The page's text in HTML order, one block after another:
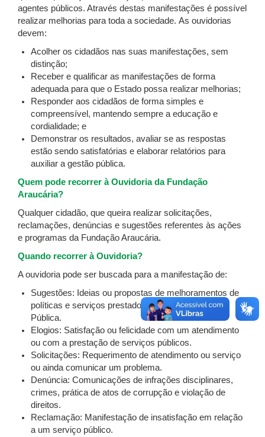
agentes públicos. Através destas manifestações é possível
realizar melhorias para toda a sociedade. As ouvidorias
devem:
Acolher os cidadãos nas suas manifestações, sem
distinção;
Receber e qualificar as manifestações de forma
adequada para que o Estado possa realizar melhorias;
Responder aos cidadãos de forma simples e
compreensível, mantendo sempre a educação e
cordialidade; e
Demonstrar os resultados, avaliar se as respostas
estão sendo satisfatórias e elaborar relatórios para
auxiliar a gestão pública.
Quem pode recorrer à Ouvidoria da Fundação
Araucária?
Qualquer cidadão, que queira realizar solicitações,
reclamações, denúncias e sugestões referentes às ações
e programas da Fundação Araucária.
Quando recorrer à Ouvidoria?
A ouvidoria pode ser buscada para a manifestação de:
Sugestões: Ideias ou propostas de melhoramentos de
políticas e serviços prestados pela Administração
Pública.
Elogios: Satisfação ou felicidade com um atendimento
ou com a prestação de serviços públicos.
Solicitações: Requerimento de atendimento ou serviço
ou ainda comunicar um problema.
Denúncia: Comunicações de infrações disciplinares,
crimes, prática de atos de corrupção e violação de
direitos.
Reclamação: Manifestação de insatisfação em relação
a um serviço público.